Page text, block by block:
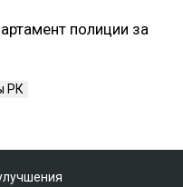
полиции за
РК